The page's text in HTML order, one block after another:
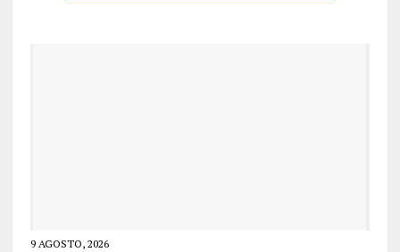
9 AGOSTO, 2026